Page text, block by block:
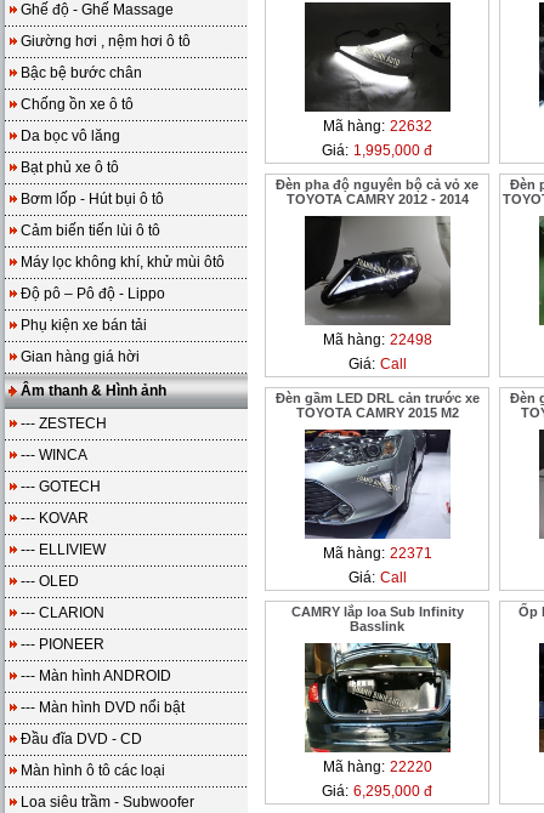
Ghế độ - Ghế Massage
Giường hơi , nệm hơi ô tô
Bậc bệ bước chân
Chống ồn xe ô tô
Da bọc vô lăng
Bạt phủ xe ô tô
Bơm lốp - Hút bụi ô tô
Cảm biến tiến lùi ô tô
Máy lọc không khí, khử mùi ôtô
Độ pô – Pô độ - Lippo
Phụ kiện xe bán tải
Gian hàng giá hời
Âm thanh & Hình ảnh
--- ZESTECH
--- WINCA
--- GOTECH
--- KOVAR
--- ELLIVIEW
--- OLED
--- CLARION
--- PIONEER
--- Màn hình ANDROID
--- Màn hình DVD nổi bật
Đầu đĩa DVD - CD
Màn hình ô tô các loại
Loa siêu trầm - Subwoofer
Mã hàng: 22632
Giá: 1,995,000 đ
Đèn pha độ nguyên bộ cả vỏ xe
TOYOTA CAMRY 2012 - 2014
Mã hàng: 22498
Giá: Call
Đèn
Đèn gầm LED DRL cản trước xe
TOYOTA CAMRY 2015 M2
Mã hàng: 22371
Giá: Call
Đèn
CAMRY lắp loa Sub Infinity
Basslink
Mã hàng: 22220
Giá: 6,295,000 đ
Ốp